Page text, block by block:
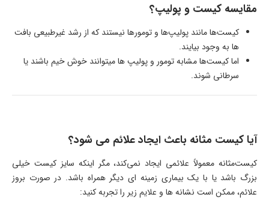
مقایسه کیست و پولیپ؟
کیست‌ها مانند پولیپ‌ها و تومورها نیستند که از رشد غیرطبیعی بافت
ها به وجود بیایند.
اما کیست‌ها مشابه تومور و پولیپ ها میتوانند خوش خیم باشند یا
سرطانی شوند.
آیا کیست مثانه باعث ایجاد علائم می شود؟
کیست‌مثانه معمولاً علائمی ایجاد نمی‌کند، مگر اینکه سایز کیست خیلی
بزرگ باشد یا با یک بیماری زمینه ای دیگر همراه باشد. در صورت بروز
علائم، ممکن است نشانه ها و علایم زیر را تجربه کنید: